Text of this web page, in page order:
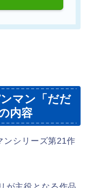
マン「だだ
内容
ンシリーズ第21作